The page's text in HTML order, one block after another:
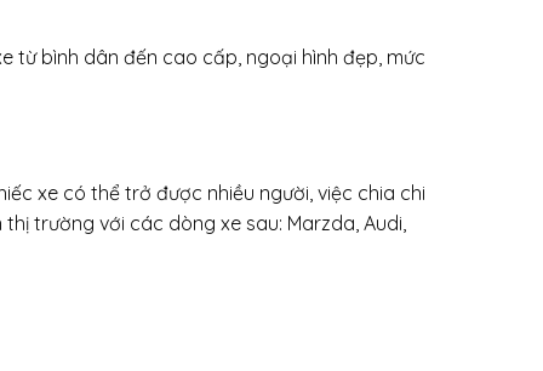
từ bình dân đến cao cấp, ngoại hình đẹp, mức
xe có thể trở được nhiều người, việc chia chi
trường với các dòng xe sau: Marzda, Audi,